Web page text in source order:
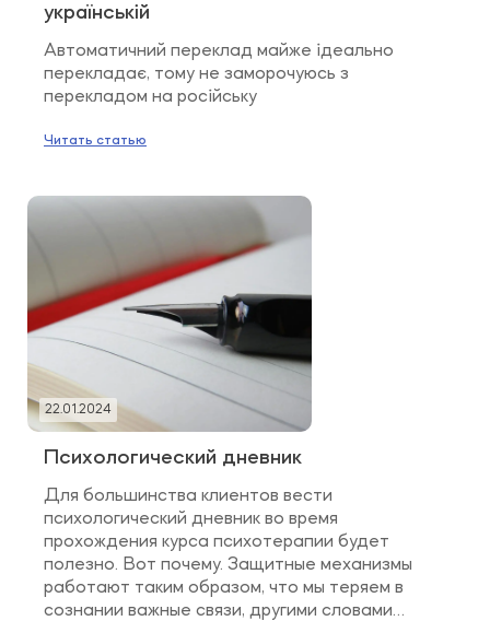
українській
Автоматичний переклад майже ідеально
перекладає, тому не заморочуюсь з
перекладом на російську
Читать статью
22.01.2024
Психологический дневник
Для большинства клиентов вести
психологический дневник во время
прохождения курса психотерапии будет
полезно. Вот почему. Защитные механизмы
работают таким образом, что мы теряем в
сознании важные связи, другими словами